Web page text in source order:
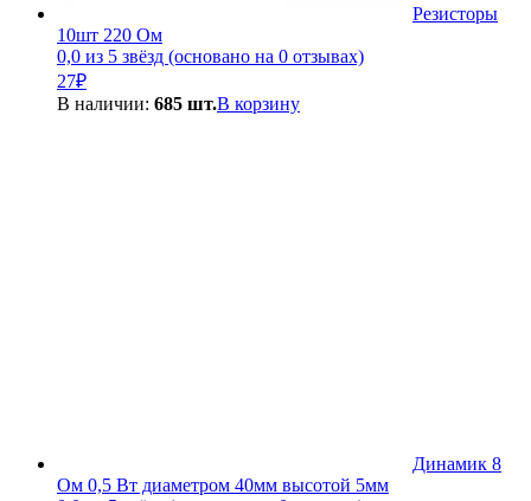
Резисторы
10шт 220 Ом
0,0 из 5 звёзд (основано на 0 отзывах)
27₽
В наличии: 685 шт.В корзину
Динамик 8
Ом 0,5 Вт диаметром 40мм высотой 5мм